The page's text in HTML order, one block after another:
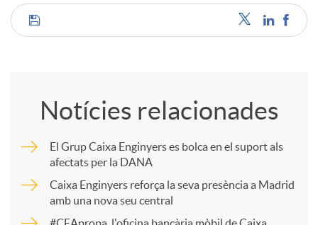
C
p
Notícies relacionades
El Grup Caixa Enginyers es bolca en el suport als
afectats per la DANA
Caixa Enginyers reforça la seva presència a Madrid
amb una nova seu central